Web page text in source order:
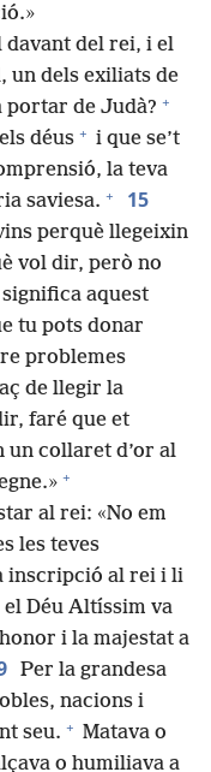
del rei, i el
un dels exiliats de
portar de Judà? +
déus + i que se’t
la teva
saviesa. + 15
perquè llegeixin
vol dir, però no
aquest
tu pots donar
problemes
de llegir la
faré que et
un collaret d’or al
+
al rei: «No em
les teves
inscripció al rei i li
Déu Altíssim va
i la majestat a
Per la grandesa
nacions i
seu. + Matava o
o humiliava a